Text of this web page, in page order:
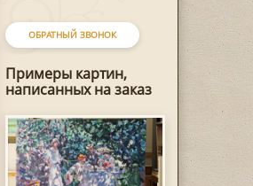
ОБРАТНЫЙ ЗВОНОК
Примеры картин,
написанных на заказ